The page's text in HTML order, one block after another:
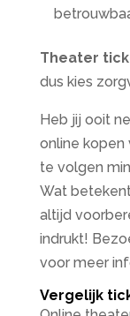
Theater
dus kies
Heb jij ooit
online kopen
te volgen
Wat
altijd
indrukt!
voor meer
Vergelijk